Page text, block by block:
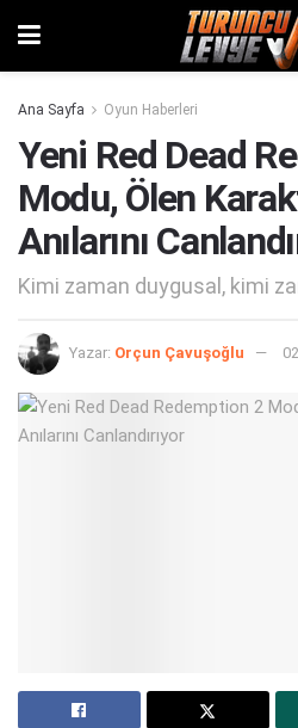
Ana Sayfa Oyun Haberleri
Yeni Red Dead
Modu, Ölen
Anılarını
Kimi zaman duygusal, kimi
Yazar: Orçun Çavuşoğlu